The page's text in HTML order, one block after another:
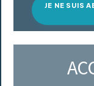
JE NE SUIS